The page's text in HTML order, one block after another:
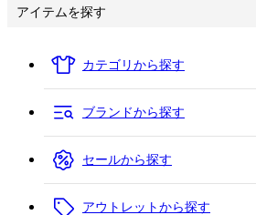
アイテムを探す
カテゴリから探す
ブランドから探す
セールから探す
アウトレットから探す